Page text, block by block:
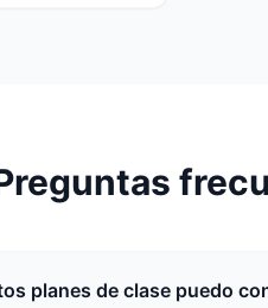
planes de clase puedo